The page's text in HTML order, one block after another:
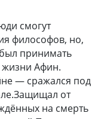
смогут
философов, но,
принимать
жизни Афин.
— сражался под
от
на смерть